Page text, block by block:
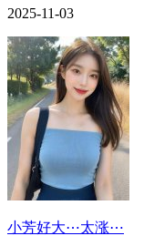
2025-11-03
小芳好大⋯太涨⋯